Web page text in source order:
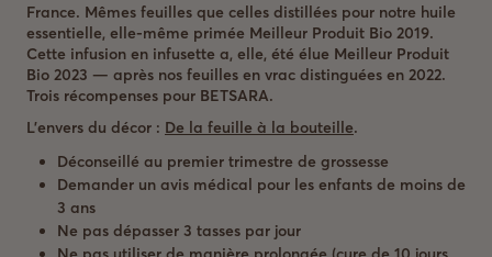
France. Mêmes feuilles que celles distillées pour notre huile
essentielle, elle-même primée Meilleur Produit Bio 2019.
Cette infusion en infusette a, elle, été élue Meilleur Produit
Bio 2023 — après nos feuilles en vrac distinguées en 2022.
Trois récompenses pour BETSARA.
L’envers du décor : De la feuille à la bouteille.
Déconseillé au premier trimestre de grossesse
Demander un avis médical pour les enfants de moins de
3 ans
Ne pas dépasser 3 tasses par jour